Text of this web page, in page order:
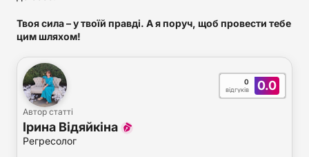
Твоя сила – у твоїй правді. А я поруч, щоб провести тебе
цим шляхом!
Автор статті
Ірина Відяйкіна
Регресолог
0.0
0
відгуків